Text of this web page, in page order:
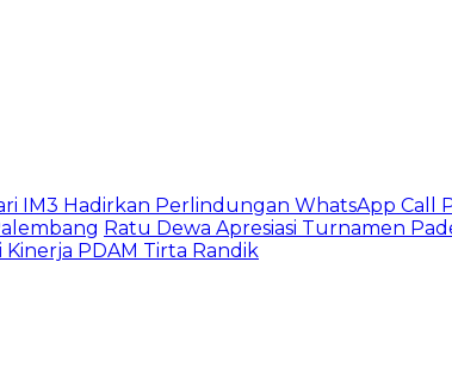
IM3 Hadirkan Perlindungan WhatsApp
Ratu Dewa Apresiasi Turnamen
PDAM Tirta Randik